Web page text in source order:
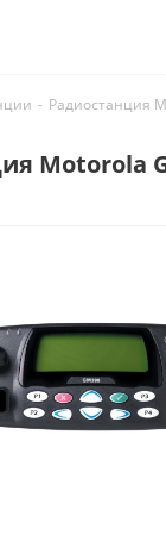
- Радиостанция
Motorola